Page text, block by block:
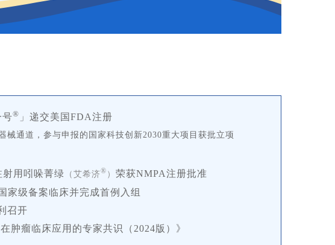
号® 」递交美国FDA注册
械通道， 参与申报的国家科技创新2030重大项目获批立项
用吲哚菁绿 （艾希济® ） 荣获NMPA注册批准
家级备案临床并完成首例入组
召开
肿瘤临床应用的专家共识（2024版）》